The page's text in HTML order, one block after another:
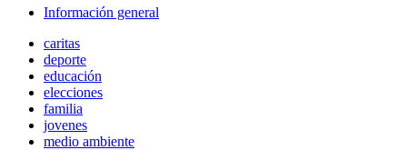
Información general
caritas
deporte
educación
elecciones
familia
jovenes
medio ambiente